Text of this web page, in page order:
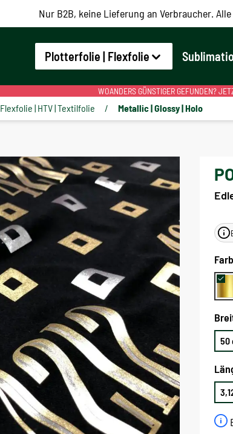
Nur B2B, keine Lieferung an Verbraucher.
Plotterfolie | Flexfolie
WOANDERS GÜNSTIGER GEFUNDEN?
Flexfolie | HTV | Textilfolie / Metallic | Glossy | Holo
50